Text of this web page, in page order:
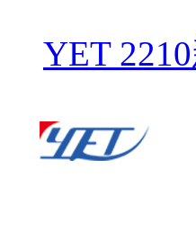
YET